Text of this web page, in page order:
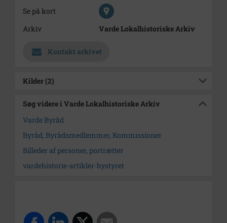
Se på kort
Arkiv
Varde Lokalhistoriske Arkiv
Kontakt arkivet
Kilder (2)
Søg videre i Varde Lokalhistoriske Arkiv
Varde Byråd
Byråd, Byrådsmedlemmer, Kommissioner
Billeder af personer, portrætter
vardehistorie-artikler-bystyret